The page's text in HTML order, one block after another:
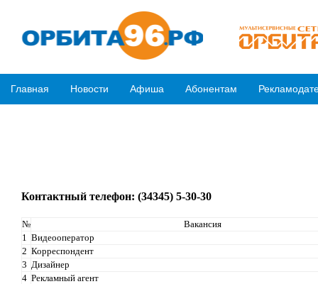
Главная Новости Афиша Абонентам
Контактный телефон: (34345) 5-30-30
№
Вакансия
1 Видеооператор
2 Корреспондент
3 Дизайнер
4 Рекламный агент